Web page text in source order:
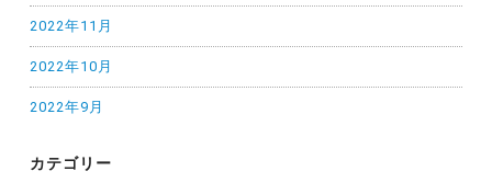
2022年11月
2022年10月
2022年9月
カテゴリー